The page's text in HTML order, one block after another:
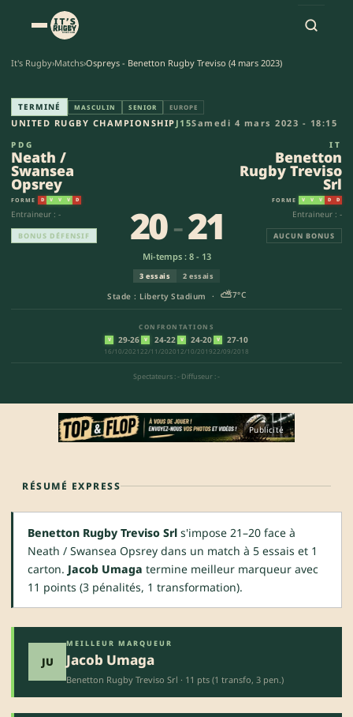
It's Rugby›Matchs›Ospreys - Benetton Rugby Treviso (4 mars 2023)
Neath / Swansea Opsrey -
TERMINÉ MASCULIN SENIOR EUROPE
UNITED RUGBY CHAMPIONSHIP J15Samedi 4 mars 2023 - 18:15
PDG
Neath /
Swansea
Opsrey
FORME D V V V D
Entraineur : -
BONUS DÉFENSIF
Stade : Liberty Stadium · ⛅7°C
20-21
Mi-temps : 8 - 13
3 essais 2 essais
CONFRONTATIONS
V 29-26
16/10/2021
V 24-22
22/11/2020
V 24-20
12/10/2019
V 27-10
22/09/2018
Spectateurs : - Diffuseur : -
IT
Benetton
Rugby Treviso
Srl
FORME V V V D D
Entraineur : -
AUCUN BONUS
Publicité
RÉSUMÉ EXPRESS
Benetton Rugby Treviso Srl s'impose 21–20 face à
Neath / Swansea Opsrey dans un match à 5 essais et 1
carton. Jacob Umaga termine meilleur marqueur avec
11 points (3 pénalités, 1 transformation).
JU
MEILLEUR MARQUEUR
Jacob Umaga
Benetton Rugby Treviso Srl · 11 pts (1 transfo, 3 pen.)